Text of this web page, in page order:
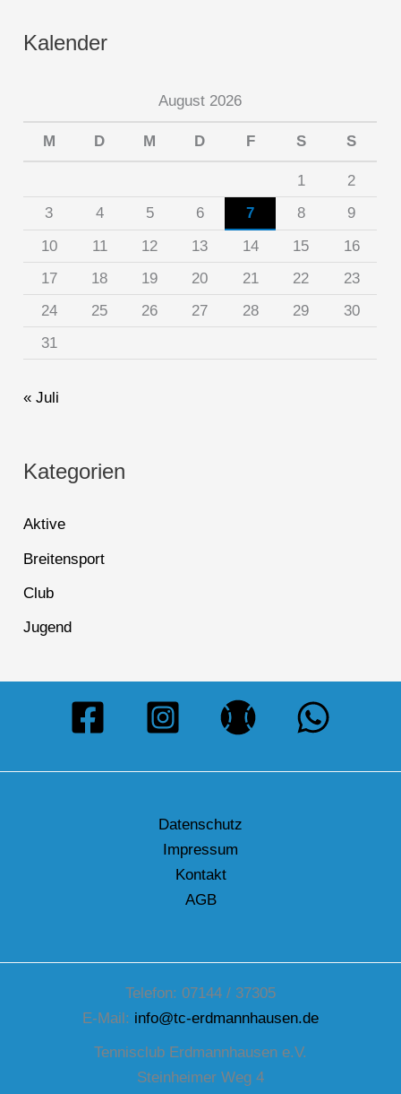
Kalender
August 2026
M D M D F S S
1
2
3
4 5 6 7 8
9
10
11 12 13 14 15
16
17
18 19 20 21 22
23
24
25 26 27 28 29
30
31
« Juli
Kategorien
Aktive
Breitensport
Club
Jugend
Datenschutz
Impressum
Kontakt
AGB
Telefon: 07144 / 37305
E-Mail: info@tc-erdmannhausen.de
Tennisclub Erdmannhausen e.V.
Steinheimer Weg 4